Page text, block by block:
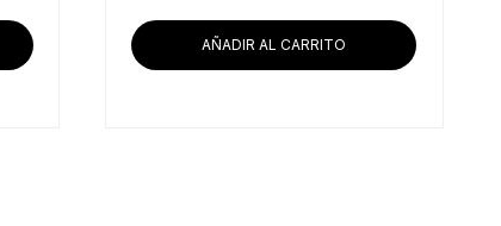
AÑADIR AL CARRITO